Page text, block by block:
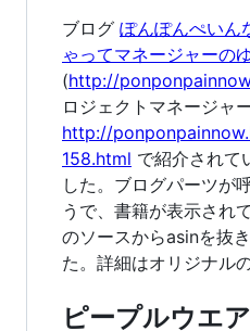
ブログ ぽんぽんぺいん
ゃってマネージャーの
(http://
ロジェクトマネージャ
http://
158.html で紹介されて
した。ブログパーツが
うで、書籍が表示され
のソースからasinを抜
た。詳細はオリジナル
ピープルウエ